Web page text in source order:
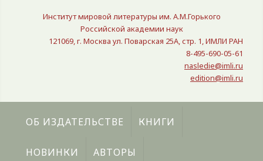
Институт мировой литературы им. А.М.Горького
Российской академии наук
121069, г. Москва ул. Поварская 25A, стр. 1, ИМЛИ РАН
8-495-690-05-61
nasledie@imli.ru
edition@imli.ru
ОБ ИЗДАТЕЛЬСТВЕ КНИГИ
НОВИНКИ АВТОРЫ